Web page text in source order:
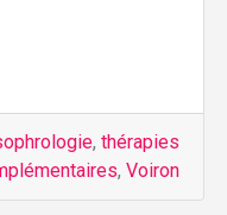
, thérapies
, Voiron